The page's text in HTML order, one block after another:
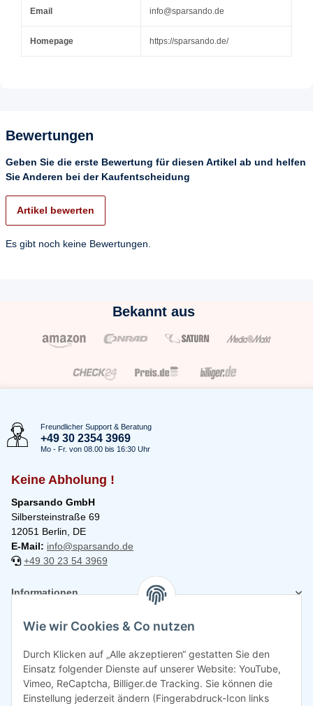
Email info@sparsando.de
Homepage https://sparsando.de/
Bewertungen
Geben Sie die erste Bewertung für diesen Artikel ab und helfen
Sie Anderen bei der Kaufentscheidung
Artikel bewerten
Es gibt noch keine Bewertungen.
Bekannt aus
Freundlicher Support & Beratung
+49 30 2354 3969
Mo - Fr. von 08.00 bis 16:30 Uhr
Keine Abholung !
Sparsando GmbH
Silbersteinstraße 69
12051 Berlin, DE
E-Mail: info@sparsando.de
+49 30 23 54 3969
Informationen
Rechtliches
Wie wir Cookies & Co nutzen
Durch Klicken auf „Alle akzeptieren“ gestatten Sie den
Einsatz folgender Dienste auf unserer Website: YouTube,
Vimeo, ReCaptcha, Billiger.de Tracking. Sie können die
Einstellung jederzeit ändern (Fingerabdruck-Icon links